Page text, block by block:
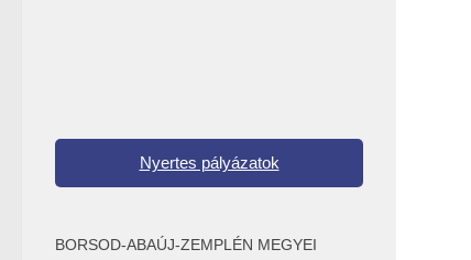
Nyertes pályázatok
BORSOD-ABAÚJ-ZEMPLÉN MEGYEI